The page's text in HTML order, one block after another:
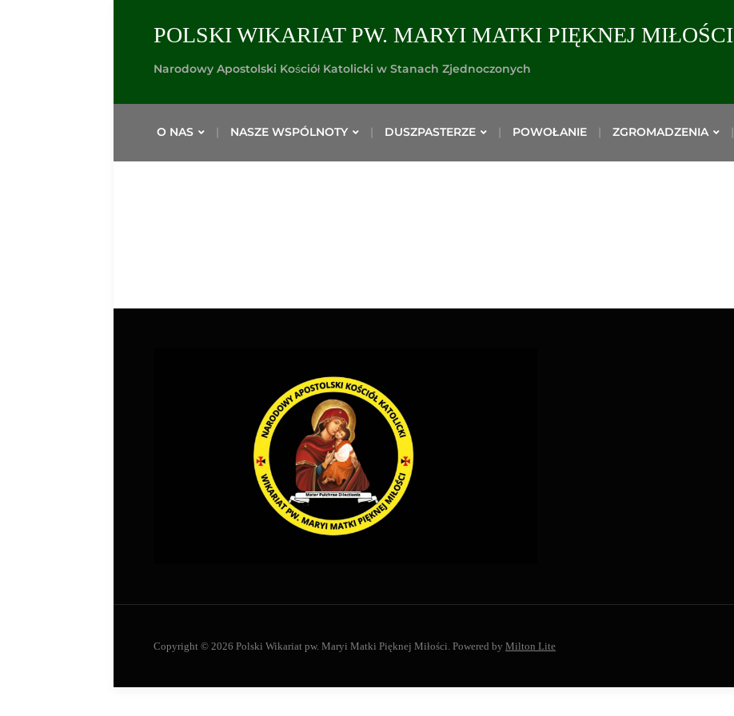
POLSKI WIKARIAT PW. MARYI MATKI PIĘKNEJ MIŁOŚCI
Narodowy Apostolski Kościół Katolicki w Stanach Zjednoczonych
O NAS NASZE WSPÓLNOTY DUSZPASTERZE POWOŁANIE ZGROMADZENIA
Copyright © 2026 Polski Wikariat pw. Maryi Matki Pięknej Miłości. Powered by Milton Lite